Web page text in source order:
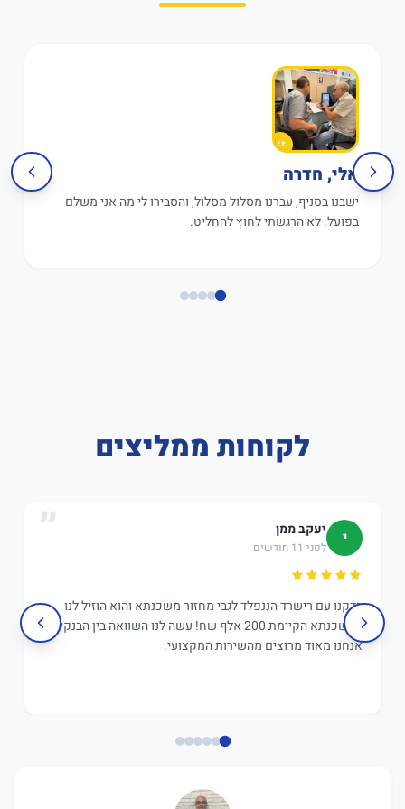
אלי, חדרה
ישבנו בסניף, עברנו מסלול מסלול, והסבירו לי מה אני משלם
בפועל. לא הרגשתי לחוץ להחליט.
לקוחות ממליצים
י יעקב ממן
לפני 11 חודשים
בדקנו עם רישרד הננפלד לגבי מחזור משכנתא והוא הוזיל לנו
במשכנתא הקיימת 200 אלף שח! עשה לנו השוואה בין הבנקים,
אנחנו מאוד מרוצים מהשירות המקצועי.